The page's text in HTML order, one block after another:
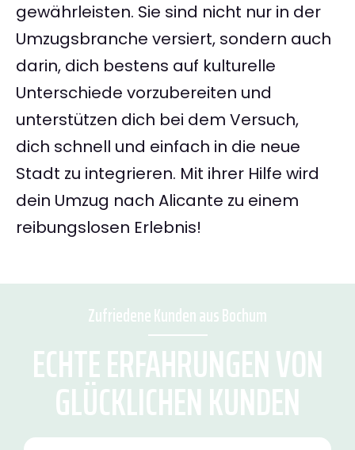
gewährleisten. Sie sind nicht nur in der
Umzugsbranche versiert, sondern auch
darin, dich bestens auf kulturelle
Unterschiede vorzubereiten und
unterstützen dich bei dem Versuch,
dich schnell und einfach in die neue
Stadt zu integrieren. Mit ihrer Hilfe wird
dein Umzug nach Alicante zu einem
reibungslosen Erlebnis!
Zufriedene Kunden aus Bochum
ECHTE ERFAHRUNGEN VON
GLÜCKLICHEN KUNDEN